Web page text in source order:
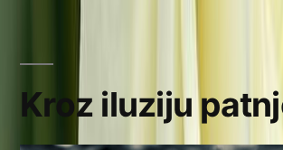
Kroz iluziju